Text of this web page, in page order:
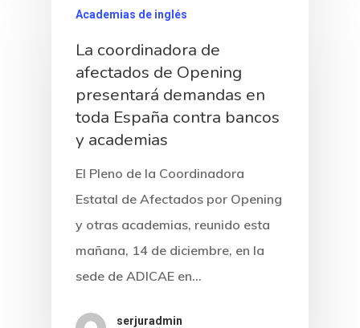
Academias de inglés
La coordinadora de
afectados de Opening
presentará demandas en
toda España contra bancos
y academias
El Pleno de la Coordinadora
Estatal de Afectados por Opening
y otras academias, reunido esta
mañana, 14 de diciembre, en la
sede de ADICAE en…
serjuradmin